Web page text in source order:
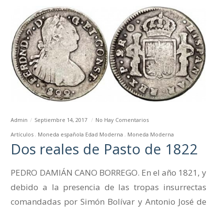
Admin Septiembre 14, 2017
No Hay Comentarios
Artículos
Moneda española Edad Moderna Moneda Moderna
Dos reales de Pasto de 1822
PEDRO DAMIÁN CANO BORREGO. En el año 1821, y
debido a la presencia de las tropas insurrectas
comandadas por Simón Bolívar y Antonio José de